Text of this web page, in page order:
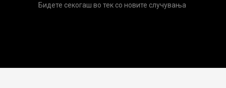
Бидете секогаш во тек со новите случувања